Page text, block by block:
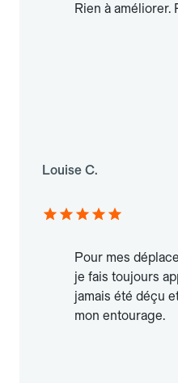
Rien à améliorer.
Louise C.
Pour mes
je fais toujours
jamais été déçu
mon entourage.